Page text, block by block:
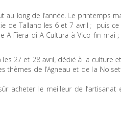
au long de l’année. Le printemps
de Tallano les 6 et 7 avril ; puis
A Fiera di A Cultura à Vico fin mai ;
27 et 28 avril, dédié à la culture
thèmes de l’Agneau et de la
acheter le meilleur de l’artisanat